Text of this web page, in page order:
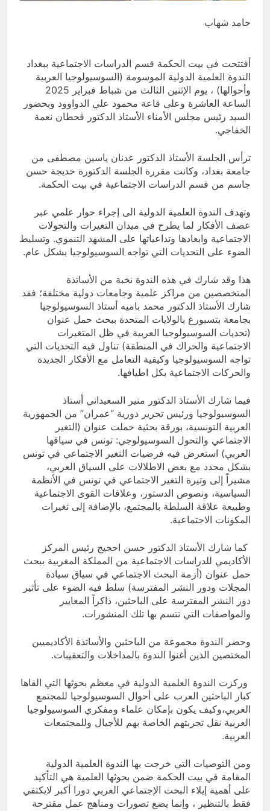
حامد شهاب
أفتتحت في بيت الحكمة قسم الدراسات الاجتماعية ببغداد
الندوة العلمية الدولية الموسومة (السوسيولوجيا العربية
وأحوالها) ، يوم الإثنين الثالث من شباط فبراير 2025
الساعة العاشرة وعلى قاعة محمود علي الدواوود وبحضور
السيد رئيس مجلس الأمناء الأستاذ الدكتور قحطان نعمة
الخفاجي.
ترأس الجلسة الأستاذ الدكتور عدنان ياسين مصطفى من
جامعة بغداد، وكانت مقررة الجلسة الدكتورة خديجة حسن
جاسم من قسم الدراسات الاجتماعية في بيت الحكمة.
وتهدف الندوة العلمية الدولية الى إجراء حوار علمي عبر
عصف الأفكار لما يطرح في ميدان التغيرات والتحولات
الاجتماعية وابعادها وتداعياتها على المشهد التنموي. وتسليط
الضوء على التحديات التي تواجه السوسيولوجيا بشكل عام.
هذا وقد شارك في هذه الندوة نخبة من الأساتذة
المتخصصين من مراكز علمية وجامعات دولية مختلفة؛ فقد
شارك الأستاذ الدكتور محمد باميه أستاذ السوسيولوجيا
بجامعة بتسبورغ بالولايات المتحدة ببحث حمل عنوان
(تحديات السوسيولوجيا العربية في ظل المتغيرات
الاجتماعية والحراك في المنطقة) تناول فيه التحديات التي
تواجه السوسيولوجيا وكيفية التعامل مع الأفكار الجديدة
والحركات الاجتماعية بكل اطيافها.
فيما شارك الأستاذ الدكتور منير السعيداني أستاذ
السوسيولوجيا ورئيس تحرير دورية “عمران” من الجمهورية
العربية التونسية، بورقة بحثية حملت عنوان (التغير
الاجتماعي والتحول السوسيولوجي: تونس في سياقها
العربي) استعرض فيه فرضيات التغير الاجتماعي في تونس
بشكل محدد مع بعض الاطلالات على السياق العربي،
مشيراً إلى وتيرة التغير الاجتماعي في تونس في الأنظمة
السياسية، ونصوص الدستور، وعلاقات القوى الاجتماعية
وطبيعة علاقة السلطة بالمجتمع، بالإضافة إلى تغيرات
المكونات الاجتماعية.
كما شارك الأستاذ الدكتور حسن احجيج رئيس المركز
الأكاديمي للدراسات الاجتماعية من المملكة المغربية ببحث
حمل عنوان (أزمة البحث الاجتماعي في سياق سيادة
المجلات ودور النشر المفترسة) سلط فيه الضوء على تأثير
دور النشر المفترسة على الباحثين، ذاكراً المعايير
والمواصفات التي تتسم بها تلك المنشورات.
وحضر الندوة مجموعة من الباحثين والأساتذة الأكاديميين
المختصين الذين أغنوا الندوة بالمداخلات والتعقيبات.
وركزت الندوة العلمية الدولية في معظم بحوثها التي القاها
كبار الباحثين العرب على أحوال السوسيولوجيا للمجتمع
العربي،وكيف يكون بإمكان علماء ومفكري السوسيولوجيا
العربية نقل تجربتهم الخاصة بهم للأجيال وللمجتمعات
العربية.
ومن التوصيات التي خرجت بها الندوة العلمية الدولية
المقامة في بيت الحكمة ضمن بحوثها العلمية هي التأكيد
على أهمية إيلاء البحث الإجتماعي العربي دورا أكبر لايكتفي
فقط بالتنظير ، وإنما يضع تصورات ومناهج عمل مقترحة